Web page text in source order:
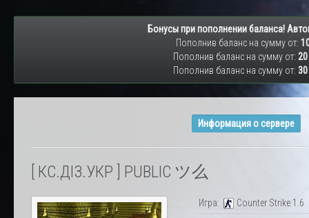
Бонусы при пополнении баланса!
Пополнив баланс на сумму от:
Пополнив баланс на сумму от:
Пополнив баланс на сумму от:
Информация о сервере
[ КС.ДІЗ.УКР ] PUBLIC ツ么
Игра:
Counter Strike 1.6